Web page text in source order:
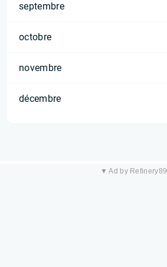
septembre
octobre
novembre
décembre
▼ Ad by Refinery89